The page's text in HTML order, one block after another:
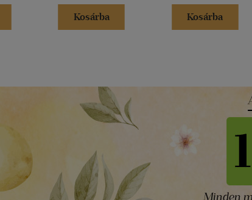
Kosárba
Kosárba